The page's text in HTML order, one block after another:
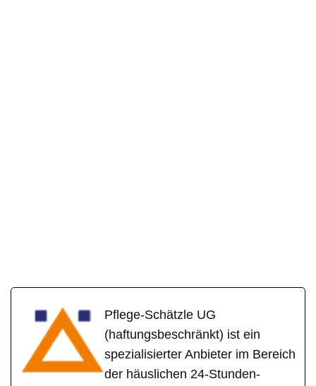
Pflege-Schätzle UG
(haftungsbeschränkt) ist ein
spezialisierter Anbieter im Bereich
der häuslichen 24-Stunden-